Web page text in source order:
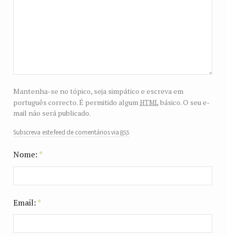
Mantenha-se no tópico, seja simpático e escreva em
português correcto. É permitido algum htmlbásico. O seu e-
mail não será publicado.
Subscreva este feed de comentários via rss
Nome: *
Email: *